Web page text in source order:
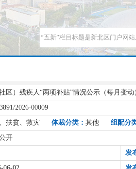
区）残疾人“两项补贴”情况公示（每月变动
2026-00009
扶贫、救灾 体裁分类： 其他 组配分
开
发